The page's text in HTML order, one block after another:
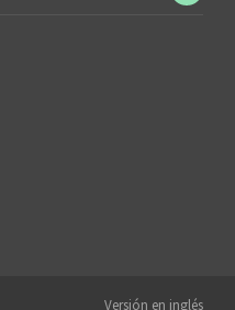
Versión en inglés